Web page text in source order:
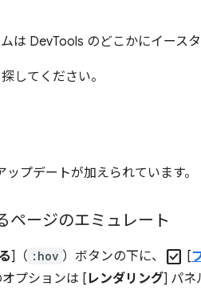
DevTools のどこかにイースタ
してください。
プデートが加えられています。
ページのエミュレート
]（ :hov ）ボタンの下に、 check_box [
プションは [レンダリング] パネ